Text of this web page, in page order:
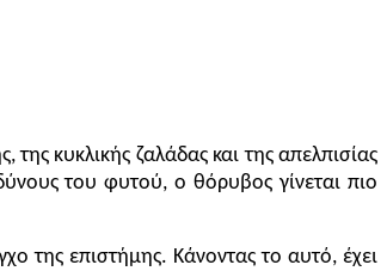
κυκλικής ζαλάδας και της απελπισίας
του φυτού, ο θόρυβος γίνεται πιο
της επιστήμης. Κάνοντας το αυτό, έχει